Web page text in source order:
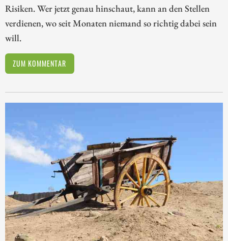
Risiken. Wer jetzt genau hinschaut, kann an den Stellen
verdienen, wo seit Monaten niemand so richtig dabei sein
will.
ZUM KOMMENTAR